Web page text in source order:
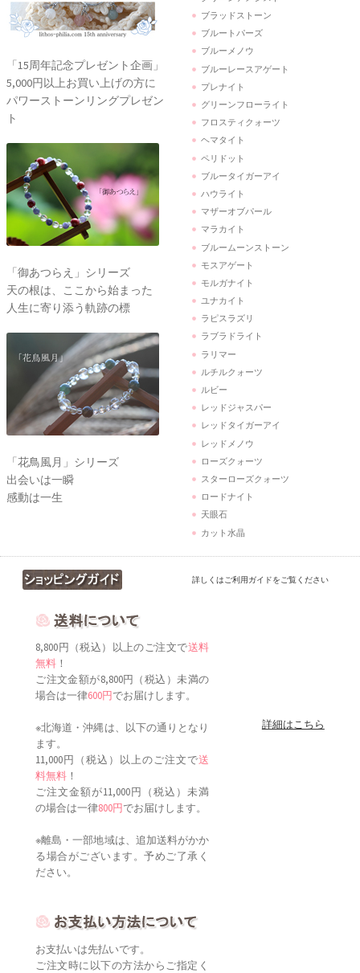
「15周年記念プレゼント企画」
5,000円以上お買い上げの方に
パワーストーンリングプレゼン
ト
「御あつらえ」シリーズ
天の根は、ここから始まった
人生に寄り添う軌跡の標
「花鳥風月」シリーズ
出会いは一瞬
感動は一生
ブラッドストーン
ブルートパーズ
ブルーメノウ
ブルーレースアゲート
プレナイト
グリーンフローライト
フロスティクォーツ
ヘマタイト
ペリドット
ブルータイガーアイ
ハウライト
マザーオブパール
マラカイト
ブルームーンストーン
モスアゲート
モルガナイト
ユナカイト
ラピスラズリ
ラブラドライト
ラリマー
ルチルクォーツ
ルビー
レッドジャスパー
レッドタイガーアイ
レッドメノウ
ローズクォーツ
スターローズクォーツ
ロードナイト
天眼石
カット水晶
詳しくはご利用ガイドをご覧ください
8,800円（税込）以上のご注文で送料
無料 ！
ご注文金額が8,800円（税込）未満の
場合は一律600円でお届けします。
※北海道・沖縄は、以下の通りとなり
ます。
11,000円（税込）以上のご注文で送
料無料 ！
ご注文金額が11,000円（税込）未満
の場合は一律800円でお届けします。
※離島・一部地域は、追加送料がかか
る場合がございます。予めご了承く
ださい。
詳細はこちら
お支払いは先払いです。
ご注文時に以下の方法からご指定く